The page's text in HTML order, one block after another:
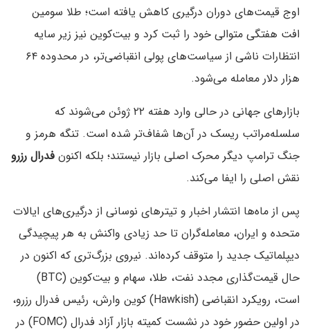
اوج‌ قیمت‌های دوران درگیری کاهش یافته است؛ طلا سومین
افت هفتگی متوالی خود را ثبت کرد و بیت‌کوین نیز زیر سایه
انتظارات ناشی از سیاست‌های پولی انقباضی‌تر، در محدوده ۶۴
هزار دلار معامله می‌شود.
بازارهای جهانی در حالی وارد هفته ۲۲ ژوئن می‌شوند که
سلسله‌مراتب ریسک در آن‌ها شفاف‌تر شده است. تنگه هرمز و
جنگ ترامپ دیگر محرک اصلی بازار نیستند؛ بلکه اکنون فدرال رزرو
نقش اصلی را ایفا می‌کند.
پس از ماه‌ها انتشار اخبار و تیترهای نوسانی از درگیری‌های ایالات
متحده و ایران، معامله‌گران تا حد زیادی واکنش به هر پیچیدگی
دیپلماتیک جدید را متوقف کرده‌اند. نیروی بزرگ‌تری که اکنون در
حال قیمت‌گذاری مجدد نفت، طلا، سهام و بیت‌کوین (BTC)
است، رویکرد انقباضی (Hawkish) کوین وارش، رئیس فدرال رزرو،
در اولین حضور خود در نشست کمیته بازار آزاد فدرال (FOMC) در